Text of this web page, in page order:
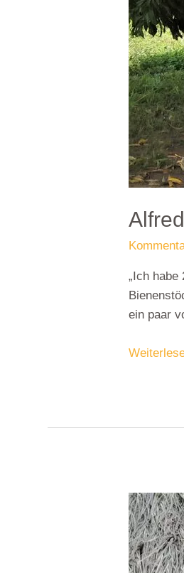
Alfred
„Ich
ein paar